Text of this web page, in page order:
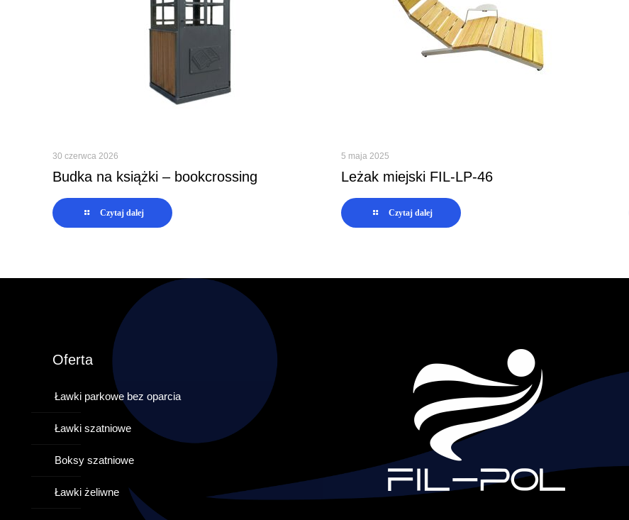
30 czerwca 2026
Budka na książki – bookcrossing
Czytaj dalej
5 maja 2025
Leżak miejski FIL-LP-46
Czytaj dalej
Oferta
Ławki parkowe bez oparcia
Ławki szatniowe
Boksy szatniowe
Ławki żeliwne